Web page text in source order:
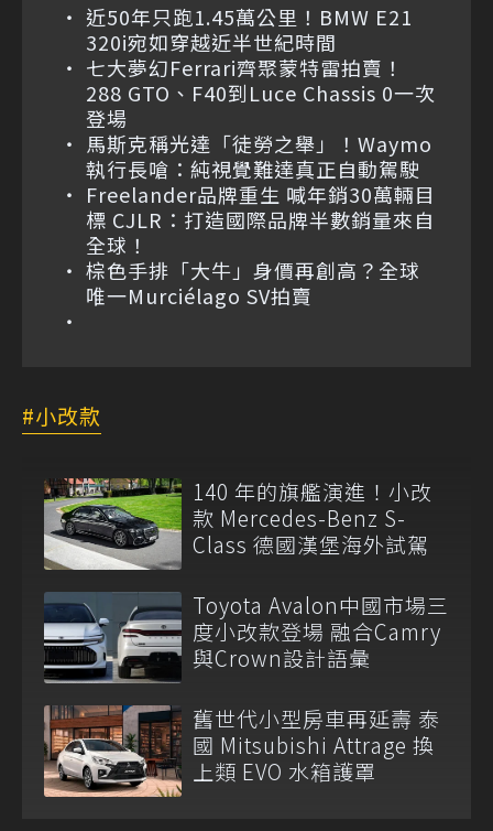
近50年只跑1.45萬公里！BMW E21
320i宛如穿越近半世紀時間
七大夢幻Ferrari齊聚蒙特雷拍賣！
288 GTO、F40到Luce Chassis 0一次
登場
馬斯克稱光達「徒勞之舉」！Waymo
執行長嗆：純視覺難達真正自動駕駛
Freelander品牌重生 喊年銷30萬輛目
標 CJLR：打造國際品牌半數銷量來自
全球！
棕色手排「大牛」身價再創高？全球
唯一Murciélago SV拍賣
小改款
140 年的旗艦演進！小改
款 Mercedes-Benz S-
Class 德國漢堡海外試駕
Toyota Avalon中國市場三
度小改款登場 融合Camry
與Crown設計語彙
舊世代小型房車再延壽 泰
國 Mitsubishi Attrage 換
上類 EVO 水箱護罩